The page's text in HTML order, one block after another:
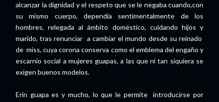
alcanzar la dignidad y el respeto que se le negaba cuando,con
su mismo cuerpo, dependía sentimentalmente de los
hombres, relegada al ámbito doméstico, cuidando hijos y
marido, tras renunciar a cambiar el mundo desde su reinado
de miss, cuya corona conserva como el emblema del engaño y
escarnio social a mujeres guapas, a las que ni tan siquiera se
exigen buenos modelos.
Erin guapa es y mucho, lo que le permite introducirse por